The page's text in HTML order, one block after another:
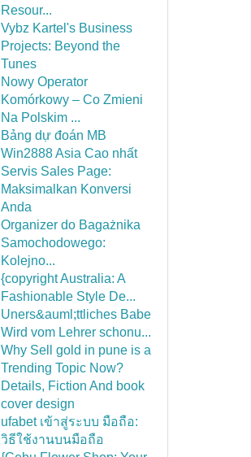
Resour...
Vybz Kartel's Business
Projects: Beyond the
Tunes
Nowy Operator
Komórkowy – Co Zmieni
Na Polskim ...
Bảng dự đoán MB
Win2888 Asia Cao nhất
Servis Sales Page:
Maksimalkan Konversi
Anda
Organizer do Bagażnika
Samochodowego:
Kolejno...
{copyright Australia: A
Fashionable Style De...
Uners&auml;ttliches Babe
Wird vom Lehrer schonu...
Why Sell gold in pune is a
Trending Topic Now?
Details, Fiction And book
cover design
ufabet เข้าสู่ระบบ มือถือ:
วิธีใช้งานบนมือถือ